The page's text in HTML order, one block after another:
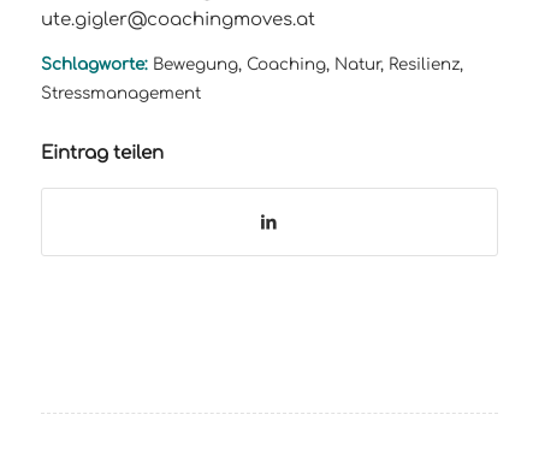
ute.gigler@coachingmoves.at
Schlagworte: Bewegung, Coaching, Natur, Resilienz,
Stressmanagement
Eintrag teilen